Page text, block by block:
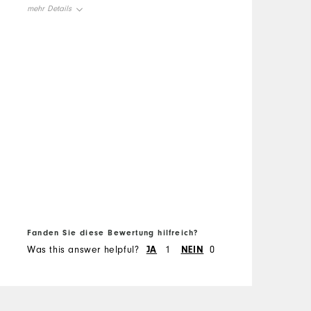
mehr Details
Fanden Sie diese Bewertung hilfreich?
Was this answer helpful? JA 1 NEIN 0